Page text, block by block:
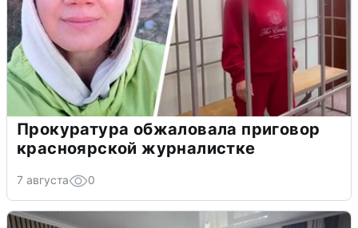
Прокуратура обжаловала приговор
красноярской журналистке
7 августа 0